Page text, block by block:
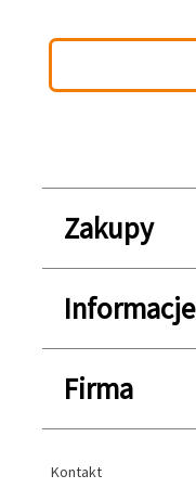
Zakupy
Informacje
Firma
Kontakt
Kontakt